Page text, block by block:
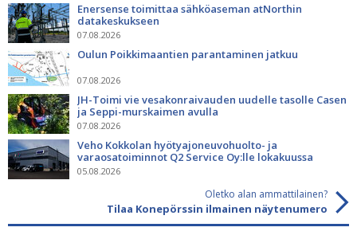
Enersense toimittaa sähköaseman atNorthin
datakeskukseen
07.08.2026
Oulun Poikkimaantien parantaminen jatkuu
07.08.2026
JH-Toimi vie vesakonraivauden uudelle tasolle Casen
ja Seppi-murskaimen avulla
07.08.2026
Veho Kokkolan hyötyajoneuvohuolto- ja
varaosatoiminnot Q2 Service Oy:lle lokakuussa
05.08.2026
Oletko alan ammattilainen?
Tilaa Konepörssin ilmainen näytenumero